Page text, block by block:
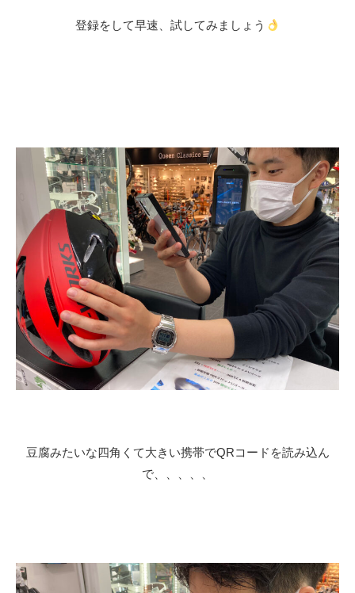
登録をして早速、試してみましょう
豆腐みたいな四角くて大きい携帯でQRコードを読み込ん
で、、、、、